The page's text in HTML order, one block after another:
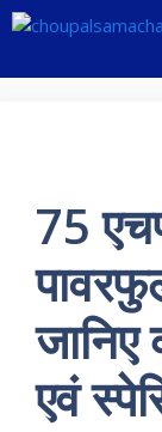
Skip
content
75
एवं